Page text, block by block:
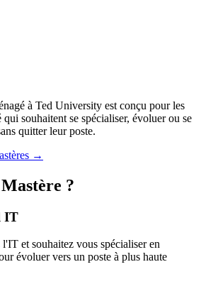
à Ted University est conçu pour les
souhaitent se spécialiser, évoluer ou se
quitter leur poste.
→
?
IT
et souhaitez vous spécialiser en
évoluer vers un poste à plus haute